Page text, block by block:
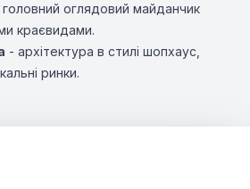
головний оглядовий майданчик
краєвидами.
- архітектура в стилі шопхаус,
ринки.